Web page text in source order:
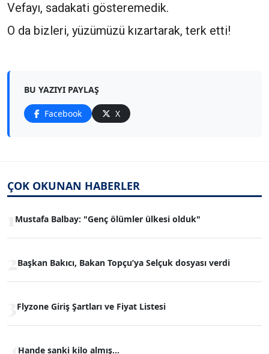
Vefayı, sadakati gösteremedik.
O da bizleri, yüzümüzü kızartarak, terk etti!
BU YAZIYI PAYLAŞ
Facebook X
ÇOK OKUNAN HABERLER
Mustafa Balbay: "Genç ölümler ülkesi olduk"
Başkan Bakıcı, Bakan Topçu’ya Selçuk dosyası verdi
Flyzone Giriş Şartları ve Fiyat Listesi
Hande sanki kilo almış...